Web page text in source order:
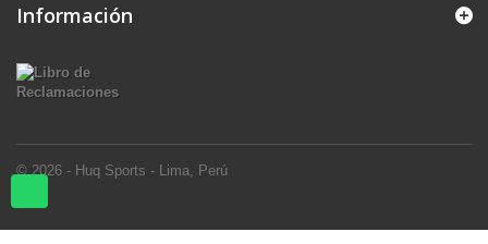
Información
© 2026 - Huq Sports - Lima, Perú